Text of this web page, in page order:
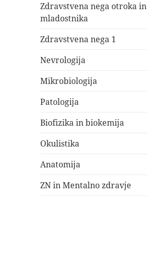
Zdravstvena nega otroka in
mladostnika
Zdravstvena nega 1
Nevrologija
Mikrobiologija
Patologija
Biofizika in biokemija
Okulistika
Anatomija
ZN in Mentalno zdravje